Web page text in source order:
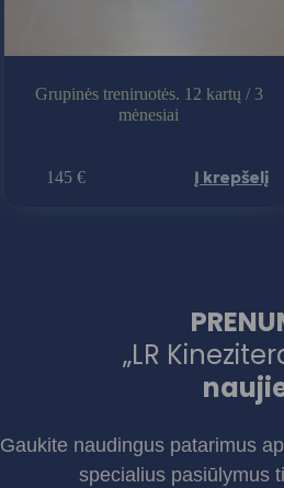
Grupinės treniruotės. 12 kartų / 3
mėnesiai
145 € Į krepšelį
„LR
Gaukite naudingus patarimus
specialius pasiūlymus